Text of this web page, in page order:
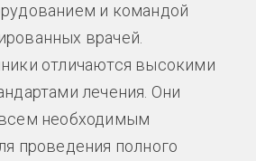
и командой
врачей.
отличаются высокими
лечения. Они
необходимым
проведения полного